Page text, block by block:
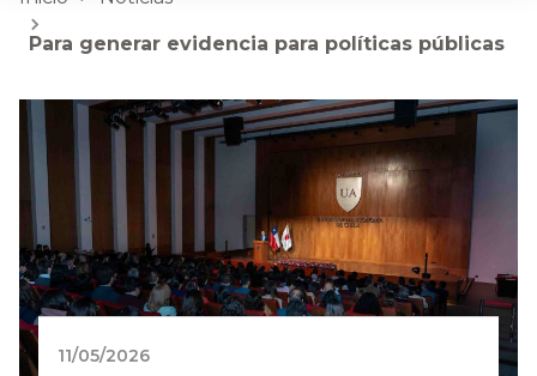
Para generar evidencia para políticas públicas
11/05/2026